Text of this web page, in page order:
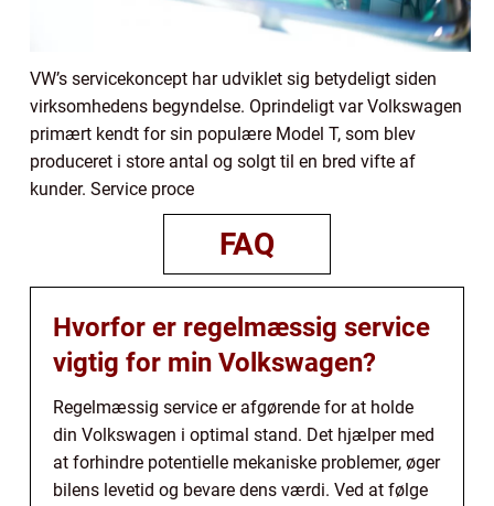
VW’s servicekoncept har udviklet sig betydeligt siden
virksomhedens begyndelse. Oprindeligt var Volkswagen
primært kendt for sin populære Model T, som blev
produceret i store antal og solgt til en bred vifte af
kunder. Service proce
FAQ
Hvorfor er regelmæssig service
vigtig for min Volkswagen?
Regelmæssig service er afgørende for at holde
din Volkswagen i optimal stand. Det hjælper med
at forhindre potentielle mekaniske problemer, øger
bilens levetid og bevare dens værdi. Ved at følge